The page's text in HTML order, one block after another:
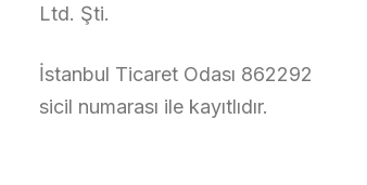
Ltd. Şti.
İstanbul Ticaret Odası 862292
sicil numarası ile kayıtlıdır.